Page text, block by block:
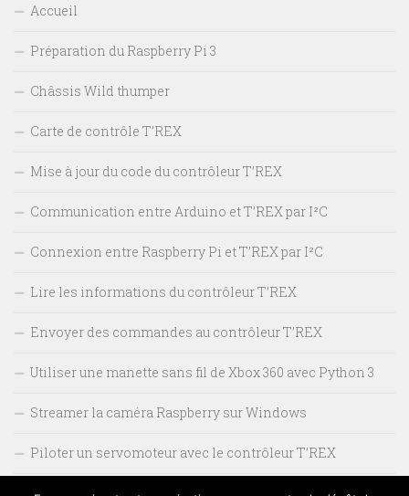
Accueil
Préparation du Raspberry Pi 3
Châssis Wild thumper
Carte de contrôle T’REX
Mise à jour du code du contrôleur T’REX
Communication entre Arduino et T’REX par I²C
Connexion entre Raspberry Pi et T’REX par I²C
Lire les informations du contrôleur T’REX
Envoyer des commandes au contrôleur T’REX
Utiliser une manette sans fil de Xbox 360 avec Python 3
Streamer la caméra Raspberry sur Windows
Piloter un servomoteur avec le contrôleur T’REX